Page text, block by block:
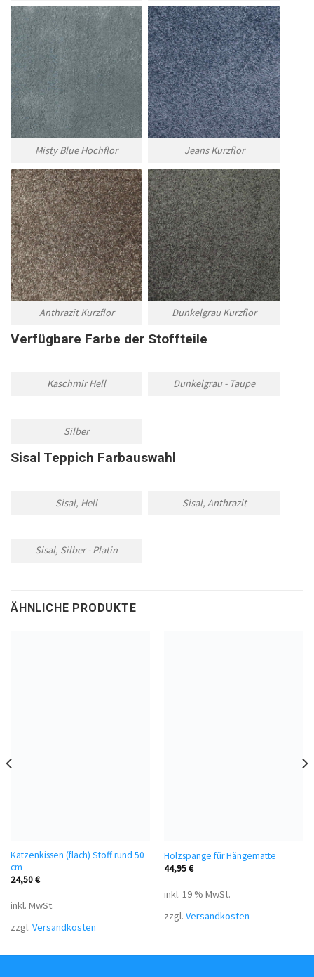
Misty Blue Hochflor Jeans Kurzflor
Anthrazit Kurzflor Dunkelgrau Kurzflor
Verfügbare Farbe der Stoffteile
Kaschmir Hell Dunkelgrau - Taupe
Silber
Sisal Teppich Farbauswahl
Sisal, Hell Sisal, Anthrazit
Sisal, Silber - Platin
ÄHNLICHE PRODUKTE
Katzenkissen (flach) Stoff rund 50
cm
24,50€
inkl. MwSt.
zzgl. Versandkosten
Holzspange für Hängematte
44,95€
inkl. 19 % MwSt.
zzgl. Versandkosten